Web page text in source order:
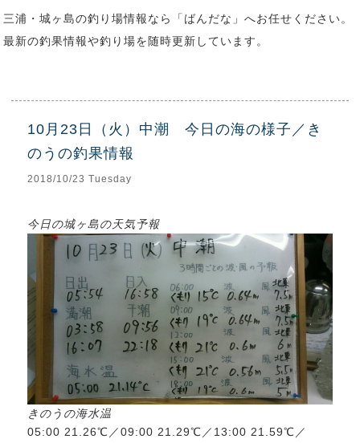
三浦・城ヶ島の釣り場情報なら「ばんだな」へお任せください。
最新の釣果情報や釣り場を随時更新しています。
10月23日（火）中潮 今日の海の様子／き
のうの釣果情報
2018/10/23 Tuesday
今日の城ヶ島の天気予報
きのうの海水温
05:00 21.26℃／09:00 21.29℃／13:00 21.59℃／